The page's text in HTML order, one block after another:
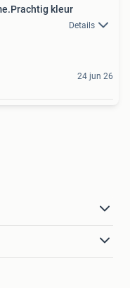
kleur
Details
24 jun 26